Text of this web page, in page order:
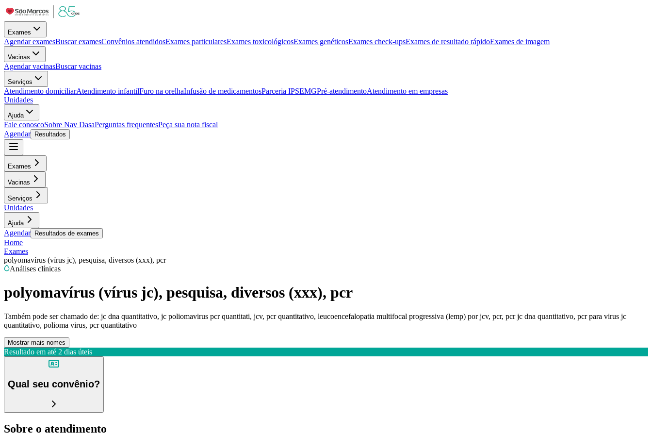
Exames
Agendar examesBuscar examesConvênios atendidosExames particularesExames toxicológicosExames genéticosExames check-upsExames de resultado rápidoExames de imagem
Vacinas
Agendar vacinasBuscar vacinas
Serviços
Atendimento domiciliarAtendimento infantilFuro na orelhaInfusão de medicamentosParceria IPSEMGPré-atendimentoAtendimento em empresas
Unidades
Ajuda
Fale conoscoSobre Nav DasaPerguntas frequentesPeça sua nota fiscal
Agendar
Resultados
Exames
Vacinas
Serviços
Unidades
Ajuda
Agendar Resultados de exames
Home
Exames
polyomavírus (vírus jc), pesquisa, diversos (xxx), pcr
Análises clínicas
polyomavírus (vírus jc), pesquisa, diversos (xxx), pcr
Também pode ser chamado de: jc dna quantitativo, jc poliomavirus pcr quantitati, jcv, pcr quantitativo, leucoencefalopatia multifocal progressiva (lemp) por jcv, pcr, pcr jc dna quantitativo, pcr para virus jc
quantitativo, polioma virus, pcr quantitativo
Mostrar mais nomes
Resultado em até 2 dias úteis
Qual seu convênio?
Sobre o atendimento